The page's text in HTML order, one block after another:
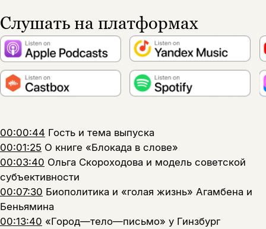
Слушать на платформах
00:00:44 Гость и тема выпуска
00:01:25 О книге «Блокада в слове»
00:03:40 Ольга Скороходова и модель советской
субъективности
00:07:30 Биополитика и «голая жизнь» Агамбена и
Беньямина
00:13:40 «Город—тело—письмо» у Гинзбург